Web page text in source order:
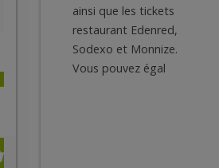
ainsi que les tickets
restaurant Edenred,
Sodexo et Monnize.
Vous pouvez égal